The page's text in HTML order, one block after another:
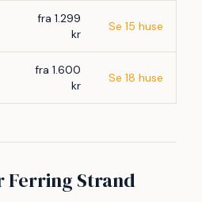
fra 1.299
kr
Se 15 huse
fra 1.600
kr
Se 18 huse
Ferring Strand